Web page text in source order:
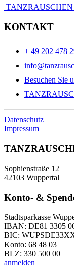
TANZRAUSCHEN
KONTAKT
+ 49 202 478
Besuchen Sie
Datenschutz
Impressum
Sophienstraße 12
42103 Wuppertal
Konto- &
Stadtsparkasse
IBAN: DE81 3305
BIC:
Konto: 68 48 03
BLZ: 330 500 00
anmelden